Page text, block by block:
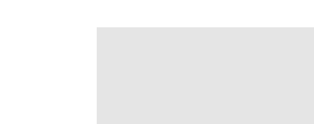
hotels.com
HRS Kreditkarten Lounge